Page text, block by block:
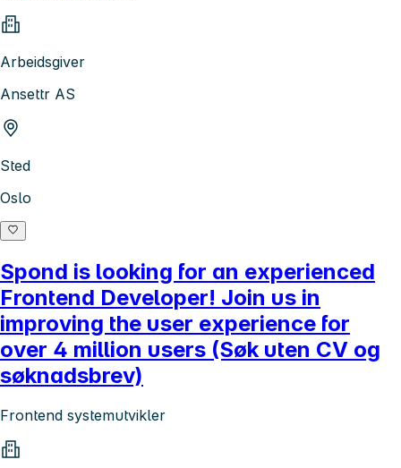
Arbeidsgiver
Ansettr AS
Sted
Oslo
Spond is looking for an experienced
Frontend Developer! Join us in
improving the user experience for
over 4 million users (Søk uten CV og
søknadsbrev)
Frontend systemutvikler